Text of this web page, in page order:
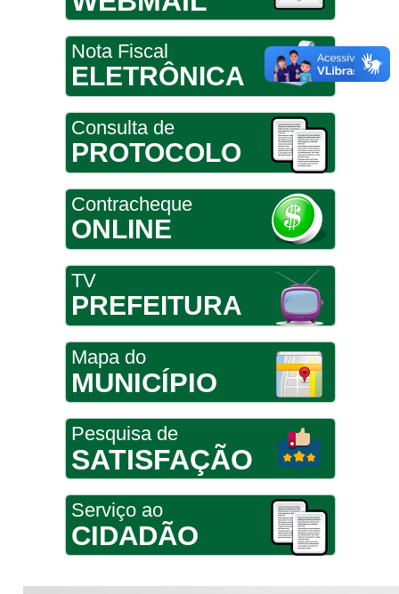
Nota Fiscal
ELETRÔNICA
Consulta de
PROTOCOLO
Contracheque
ONLINE
TV
PREFEITURA
Mapa do
MUNICÍPIO
Pesquisa de
SATISFAÇÃO
Serviço ao
CIDADÃO